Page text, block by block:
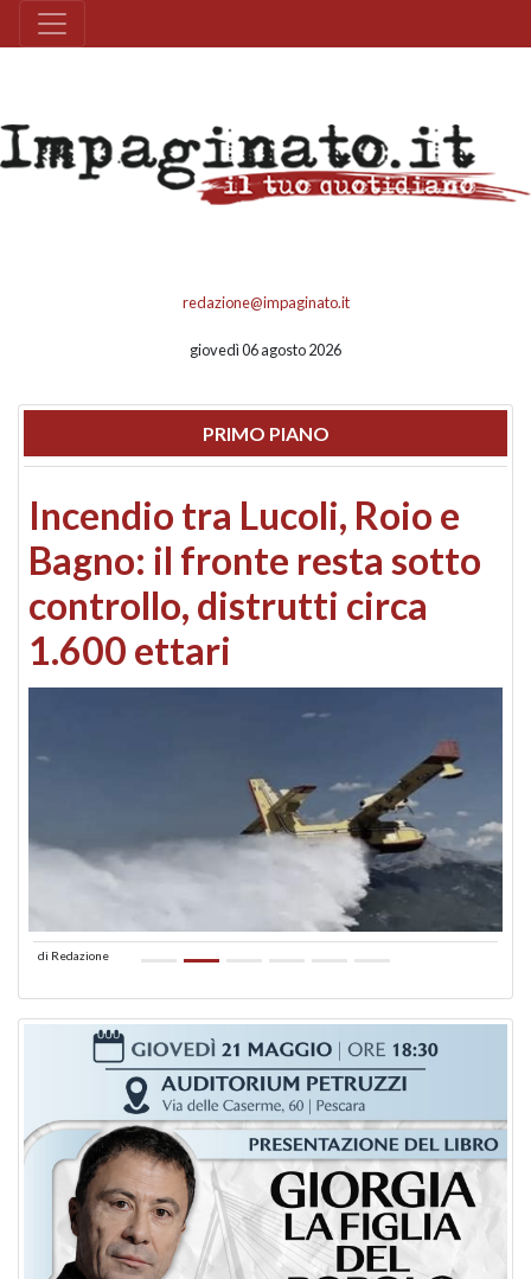
redazione@impaginato.it
giovedì 06 agosto 2026
PRIMO PIANO
Incendio tra Lucoli, Roio e
Bagno: il fronte resta sotto
controllo, distrutti circa
1.600 ettari
di Redazione